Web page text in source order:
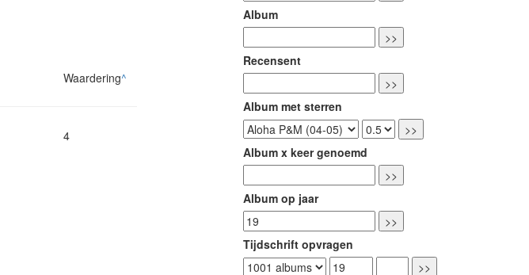
Waardering^
4
Album
Recensent
Album met sterren
Album x keer genoemd
Album op jaar
Tijdschrift opvragen